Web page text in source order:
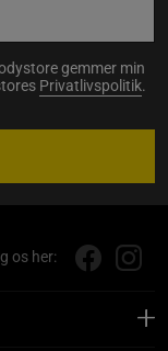
gemmer min
Privatlivspolitik.
os her: